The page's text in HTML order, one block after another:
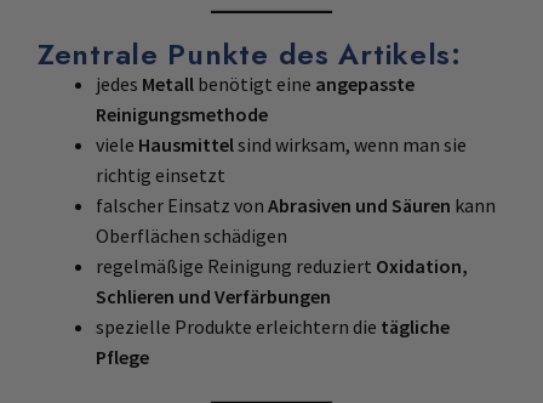
Zentrale Punkte des Artikels:
jedes Metall benötigt eine angepasste
Reinigungsmethode
viele Hausmittelsind wirksam, wenn man sie
richtig einsetzt
falscher Einsatz von Abrasiven und Säuren kann
Oberflächen schädigen
regelmäßige Reinigung reduziert Oxidation,
Schlieren und Verfärbungen
spezielle Produkte erleichtern die tägliche
Pflege